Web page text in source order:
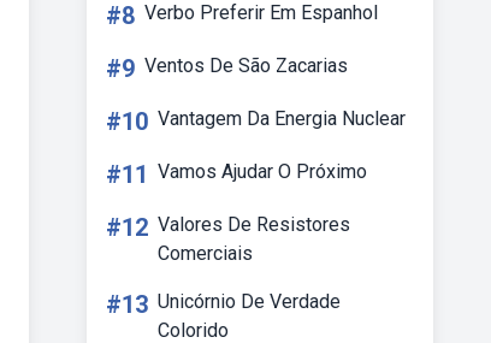
#8 Verbo Preferir Em Espanhol
#9 Ventos De São Zacarias
#10 Vantagem Da Energia Nuclear
#11 Vamos Ajudar O Próximo
#12 Valores De Resistores
Comerciais
#13 Unicórnio De Verdade
Colorido